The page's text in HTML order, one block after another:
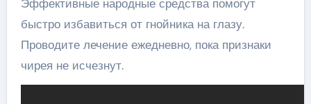
Эффективные народные средства помогут
быстро избавиться от гнойника на глазу.
Проводите лечение ежедневно, пока признаки
чирея не исчезнут.